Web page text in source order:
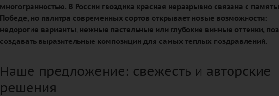
многогранностью. В России гвоздика красная неразрывно связана с
Победе, но палитра современных сортов открывает новые возможности:
недорогие варианты, нежные пастельные или глубокие винные оттенки,
создавать выразительные композиции для самых теплых поздравлений.
Наше предложение: свежесть и авторские
решения